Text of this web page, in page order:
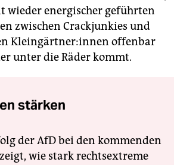
wieder energischer geführten
zwischen Crackjunkies und
Klein­gärt­ne­r:in­nen offenbar
unter die Räder kommt.
stärken
der AfD bei den kommenden
wie stark rechtsextreme